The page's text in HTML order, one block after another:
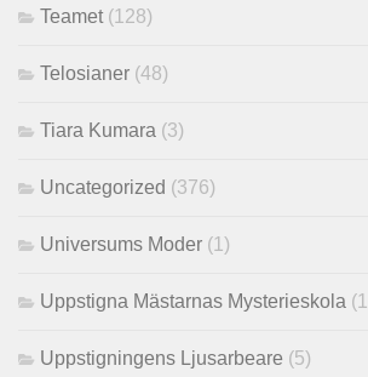
Teamet (128)
Telosianer (48)
Tiara Kumara (3)
Uncategorized (376)
Universums Moder (1)
Uppstigna Mästarnas Mysterieskola
Uppstigningens Ljusarbeare (5)